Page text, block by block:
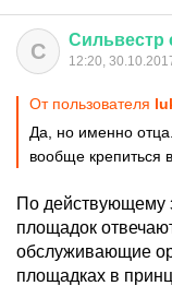
С Сильвестр
12:20,
От пользователя
Да, но именно
вообще крепиться
По действующему
площадок
обслуживающие
площадках в